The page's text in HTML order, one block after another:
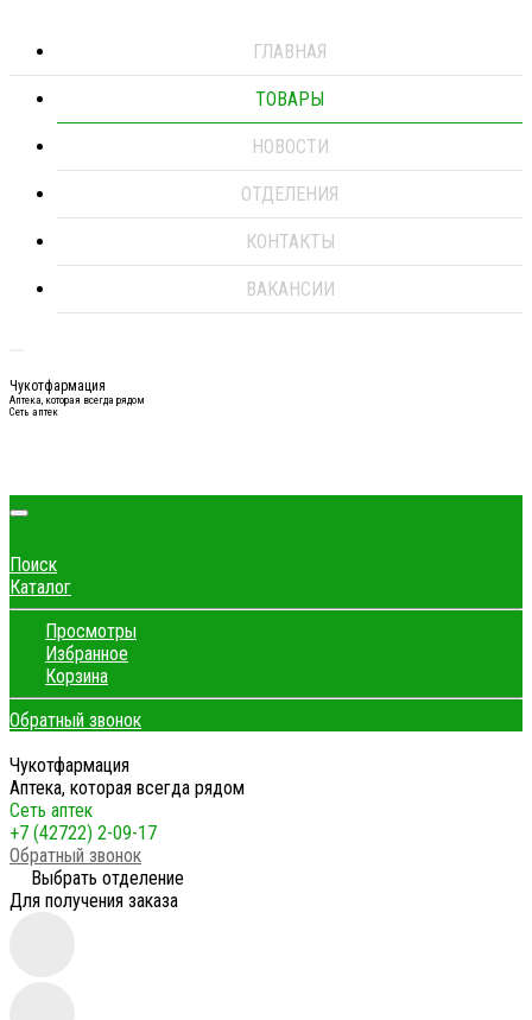
ГЛАВНАЯ
ТОВАРЫ
НОВОСТИ
ОТДЕЛЕНИЯ
КОНТАКТЫ
ВАКАНСИИ
Чукотфармация
Аптека, которая всегда рядом
Сеть аптек
Поиск
Каталог
Просмотры
Избранное
Корзина
Обратный звонок
Чукотфармация
Аптека, которая всегда рядом
Сеть аптек
+7 (42722) 2-09-17
Обратный звонок
Выбрать отделение
Для получения заказа